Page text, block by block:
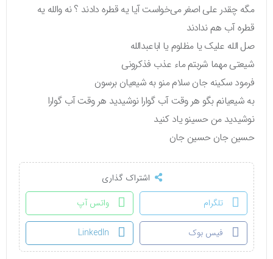
مگه چقدر علی اصغر می‌خواست آیا یه قطره دادند ؟ نه والله یه
قطره آب هم ندادند
صل الله علیک یا مظلوم یا اباعبدالله
شیعتی مهما شربتم ماء عذب فذکرونی
فرمود سکینه جان سلام منو به شیعیان برسون
به شیعیانم بگو هر وقت آب گوارا نوشیدید هر وقت آب گوارا
نوشیدید من حسینو یاد کنید
حسین جان حسین جان
اشتراک گذاری
تلگرام
واتس آپ
فیس بوک LinkedIn